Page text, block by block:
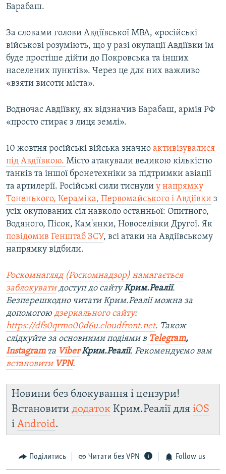
Барабаш.
За словами голови Авдіївської МВА, «російські
військові розуміють, що у разі окупації Авдіївки їм
буде простіше дійти до Покровська та інших
населених пунктів». Через це для них важливо
«взяти висоти міста».
Водночас Авдіївку, як відзначив Барабаш, армія РФ
«просто стирає з лиця землі».
10 жовтня російські війська значно активізувалися
під Авдіївкою. Місто атакували великою кількістю
танків та іншої бронетехніки за підтримки авіації
та артилерії. Російські сили тиснули у напрямку
Тоненького, Кераміка, Первомайського і Авдіївки з
усіх окупованих сіл навколо останньої: Опитного,
Водяного, Пісок, Кам'янки, Новоселівки Другої. Як
повідомив Генштаб ЗСУ, всі атаки на Авдіївському
напрямку відбили.
Роскомнагляд (Роскомнадзор) намагається
заблокуватидоступ до сайтуКрим.Реалії.
Безперешкодно читати Крим.Реалії можна за
допомогою дзеркального сайту:
https://dfs0qrmo00d6u.cloudfront.net. Також
слідкуйте за основними подіями в Telegram,
Instagramта ViberКрим.Реалії. Рекомендуємо вам
встановити VPN.
Новини без блокування і цензури!
Встановити додаток Крим.Реалії для iOS
і Android.
Поділитись Читати без VPN Follow us